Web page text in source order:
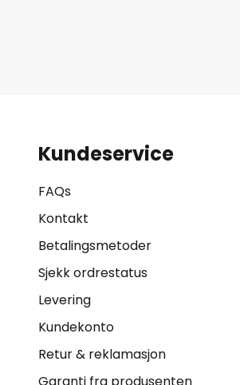
Kundeservice
FAQs
Kontakt
Betalingsmetoder
Sjekk ordrestatus
Levering
Kundekonto
Retur & reklamasjon